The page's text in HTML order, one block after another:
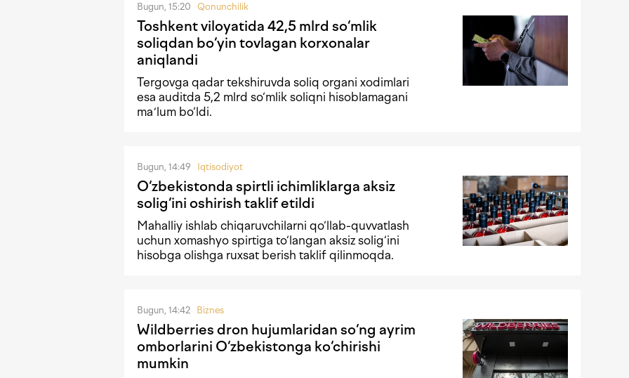
Bugun, 15:20 Qonunchilik
Toshkent viloyatida 42,5 mlrd so‘mlik
soliqdan bo‘yin tovlagan korxonalar
aniqlandi
Tergovga qadar tekshiruvda soliq organi xodimlari
esa auditda 5,2 mlrd so‘mlik soliqni hisoblamagani
maʼlum bo‘ldi.
Bugun, 14:49 Iqtisodiyot
O‘zbekistonda spirtli ichimliklarga aksiz
solig‘ini oshirish taklif etildi
Mahalliy ishlab chiqaruvchilarni qo‘llab-quvvatlash
uchun xomashyo spirtiga to‘langan aksiz solig‘ini
hisobga olishga ruxsat berish taklif qilinmoqda.
Bugun, 14:42 Biznes
Wildberries dron hujumlaridan so‘ng ayrim
omborlarini O‘zbekistonga ko‘chirishi
mumkin